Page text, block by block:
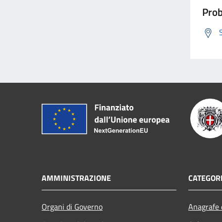
AMMINISTRAZIONE
Organi di Governo